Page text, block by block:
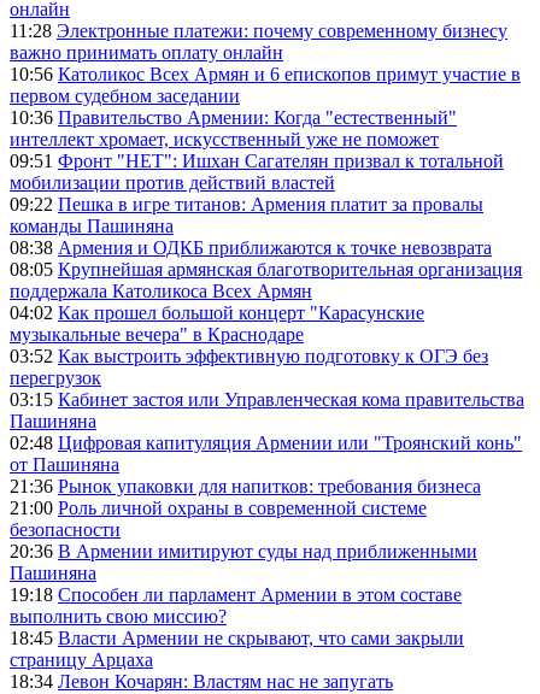
онлайн
11:28 Электронные платежи: почему современному бизнесу
важно принимать оплату онлайн
10:56 Католикос Всех Армян и 6 епископов примут участие в
первом судебном заседании
10:36 Правительство Армении: Когда "естественный"
интеллект хромает, искусственный уже не поможет
09:51 Фронт "НЕТ": Ишхан Сагателян призвал к тотальной
мобилизации против действий властей
09:22 Пешка в игре титанов: Армения платит за провалы
команды Пашиняна
08:38 Армения и ОДКБ приближаются к точке невозврата
08:05 Крупнейшая армянская благотворительная организация
поддержала Католикоса Всех Армян
04:02 Как прошел большой концерт "Карасунские
музыкальные вечера" в Краснодаре
03:52 Как выстроить эффективную подготовку к ОГЭ без
перегрузок
03:15 Кабинет застоя или Управленческая кома правительства
Пашиняна
02:48 Цифровая капитуляция Армении или "Троянский конь"
от Пашиняна
21:36 Рынок упаковки для напитков: требования бизнеса
21:00 Роль личной охраны в современной системе
безопасности
20:36 В Армении имитируют суды над приближенными
Пашиняна
19:18 Способен ли парламент Армении в этом составе
выполнить свою миссию?
18:45 Власти Армении не скрывают, что сами закрыли
страницу Арцаха
18:34 Левон Кочарян: Властям нас не запугать